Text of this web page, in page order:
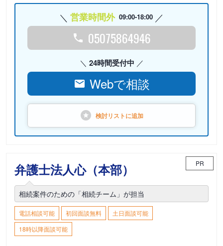
営業時間外 09:00-18:00
05075864946
24時間受付中
Webで相談
検討リストに追加
弁護士法人心（本部） PR
相続案件のための「相続チーム」が担当
電話相談可能 初回面談無料
土日面談可能
18時以降面談可能